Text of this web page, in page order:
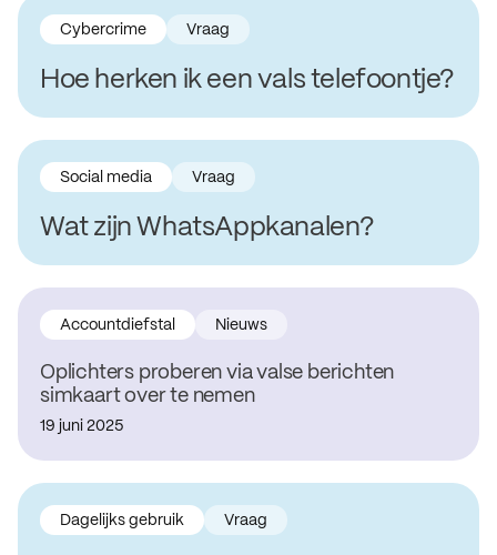
Hoe herken ik een vals telefoontje?
Cybercrime Vraag
Wat zijn WhatsAppkanalen?
Social media Vraag
Oplichters proberen via valse berichten
simkaart over te nemen
Accountdiefstal Nieuws
19 juni 2025
Dagelijks gebruik Vraag